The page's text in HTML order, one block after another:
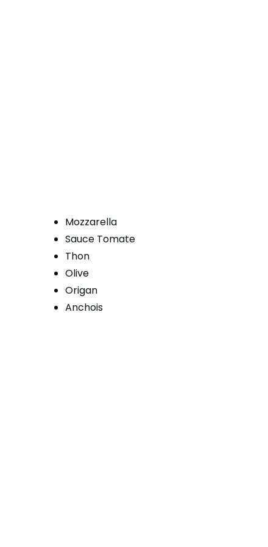
Mozzarella
Sauce Tomate
Thon
Olive
Origan
Anchois